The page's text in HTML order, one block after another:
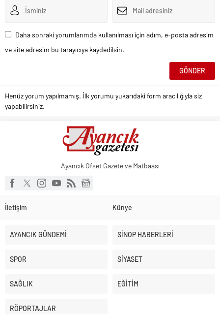
Daha sonraki yorumlarımda kullanılması için adım, e-posta adresim
ve site adresim bu tarayıcıya kaydedilsin.
Henüz yorum yapılmamış. İlk yorumu yukarıdaki form aracılığıyla siz
yapabilirsiniz.
Ayancık Ofset Gazete ve Matbaası
İletişim Künye
AYANCIK GÜNDEMİ SİNOP HABERLERİ
SPOR SİYASET
SAĞLIK EĞİTİM
RÖPORTAJLAR